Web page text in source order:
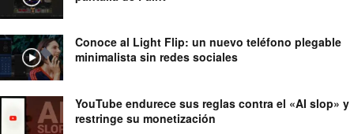
Conoce al Light Flip: un nuevo teléfono plegable
minimalista sin redes sociales
YouTube endurece sus reglas contra el «AI slop» y
restringe su monetización